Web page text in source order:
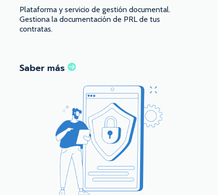
Plataforma y servicio de gestión documental.
Gestiona la documentación de PRL de tus
contratas.
Saber más